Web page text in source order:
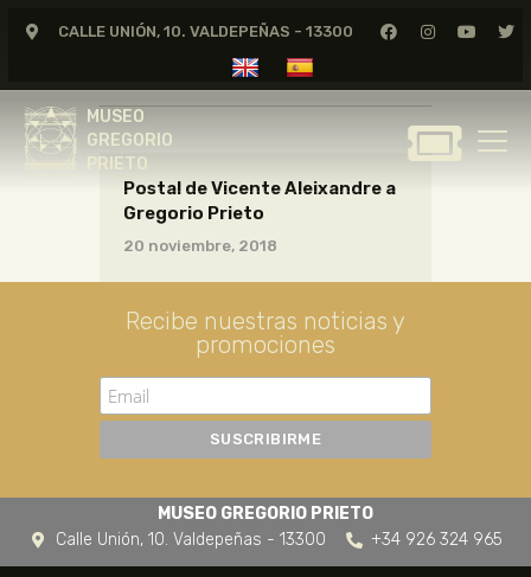
CALLE UNIÓN, 10. VALDEPEÑAS - 13300
MUSEO
GREGORIO
PRIETO
MUSEO
GREGORIO
GREGORIO PRIETO
MUSEO
CERTAMEN DE DIBUJO
FUNDACIÓN
TIENDA
NOTICIAS
Postal de Vicente Aleixandre a
Gregorio Prieto
20 noviembre, 2018
Recibe nuestras noticias y
promociones
MUSEO GREGORIO PRIETO
Calle Unión, 10. Valdepeñas - 13300
+34 926 324 965